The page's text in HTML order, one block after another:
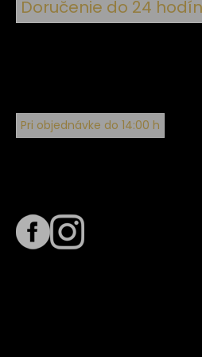
Doručenie do 24 hodín
Pri objednávke do 14:00 h